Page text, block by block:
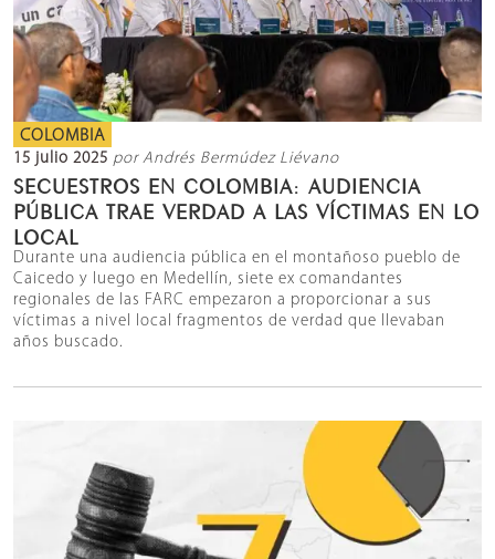
COLOMBIA
15 julio 2025 por Andrés Bermúdez Liévano
SECUESTROS EN COLOMBIA: AUDIENCIA
PÚBLICA TRAE VERDAD A LAS VÍCTIMAS EN LO
LOCAL
Durante una audiencia pública en el montañoso pueblo de
Caicedo y luego en Medellín, siete ex comandantes
regionales de las FARC empezaron a proporcionar a sus
víctimas a nivel local fragmentos de verdad que llevaban
años buscado.